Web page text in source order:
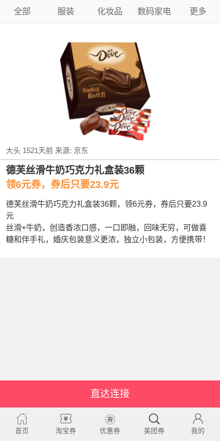
全部 服装 化妆品 数码家电 更多
大头 1521天前来源: 京东
德芙丝滑牛奶巧克力礼盒装36颗
领6元券，券后只要23.9元
德芙丝滑牛奶巧克力礼盒装36颗，领6元券，券后只要23.9
元
丝滑+牛奶，创造香浓口感，一口即融，回味无穷，可做喜
糖和伴手礼，婚庆包装意义更浓，独立小包装，方便携带！
直达连接
首页 淘宝券 优惠券 美团券 我的